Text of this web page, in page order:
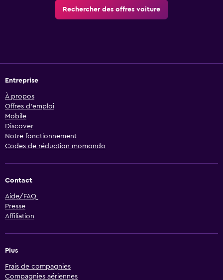
Rechercher des offres voiture
Entreprise
À propos
Offres d’emploi
Mobile
Discover
Notre fonctionnement
Codes de réduction momondo
Contact
Aide/FAQ
Presse
Affiliation
Plus
Frais de compagnies
Compagnies aériennes